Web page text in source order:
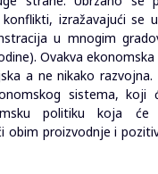
izražavajući se
u mnogim
Ovakva
a ne nikako
sistema, koji
politiku koja
obim proizvodnje i